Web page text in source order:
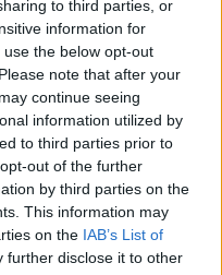
to third parties, or
information for
the below opt-out
note that after your
continue seeing
information utilized by
to third parties prior to
out of the further
by third parties on the
This information may
on the IAB’s List of
further disclose it to other